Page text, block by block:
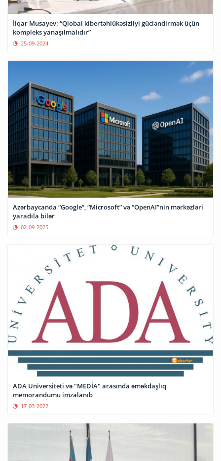
İlqar Musayev: “Qlobal kibertəhlükəsizliyi gücləndirmək üçün
kompleks yanaşılmalıdır”
25-09-2024
Azərbaycanda “Google”, “Microsoft” və “OpenAI”nin mərkəzləri
yaradıla bilər
02-09-2025
ADA Universiteti və "MEDİA" arasında əməkdaşlıq
memorandumu imzalanıb
17-03-2022